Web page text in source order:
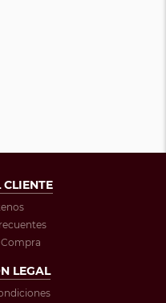
LEGAL